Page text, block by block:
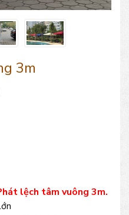
3m
lệch tâm vuông 3m.